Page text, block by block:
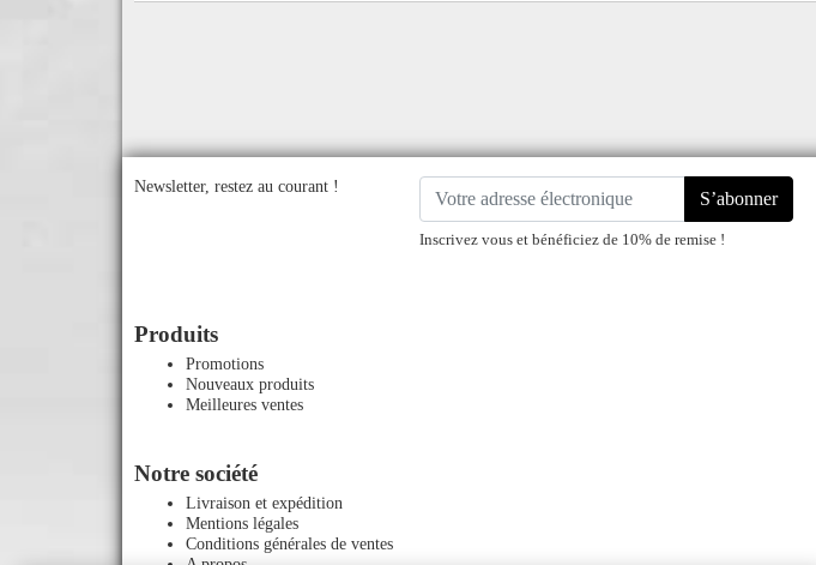
Newsletter, restez au courant !
S’abonner
Inscrivez vous et bénéficiez de 10% de remise !
Produits
Promotions
Nouveaux produits
Meilleures ventes
Notre société
Livraison et expédition
Mentions légales
Conditions générales de ventes